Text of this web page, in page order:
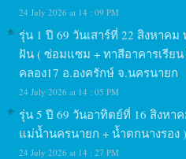
24 July 2026 at 14 : 09 PM
รุ่น 1 ปี 69 วันเสาร์ที่ 22 สิงหาค
ฝัน ( ซ่อมแซม + ทาสีอาคารเรีย
คลอง17 อ.องครักษ์ จ.นครนายก
24 July 2026 at 14 : 05 PM
รุ่น 5 ปี 69 วันอาทิตย์ที่ 16 สิงหา
แม่น้ำนครนายก + น้ำตกนางรอง
24 July 2026 at 14 : 27 PM